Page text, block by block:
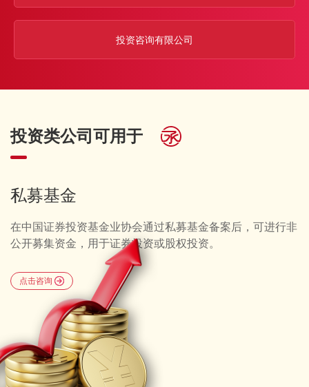
投资咨询有限公司
投资类公司可用于
私募基金
在中国证券投资基金业协会通过私募基金备案后，可进行非
公开募集资金，用于证券投资或股权投资。
点击咨询